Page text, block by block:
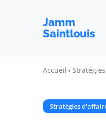
Jamm
Saintlouis
Accueil
Stratégies